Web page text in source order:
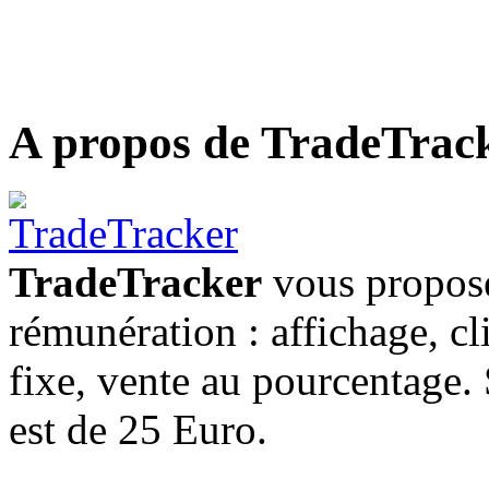
A propos de
TradeTracker vous
rémunération : affichage,
fixe, vente au
est de 25 Euro.